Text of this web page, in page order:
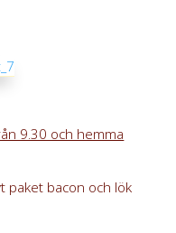
9.30 och hemma
paket bacon och lök